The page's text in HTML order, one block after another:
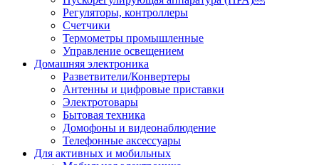
Регуляторы, контроллеры
Счетчики
Термометры промышленные
Управление освещением
Домашняя электроника
Разветвители/Конвертеры
Антенны и цифровые приставки
Электротовары
Бытовая техника
Домофоны и видеонаблюдение
Телефонные аксессуары
Для активных и мобильных